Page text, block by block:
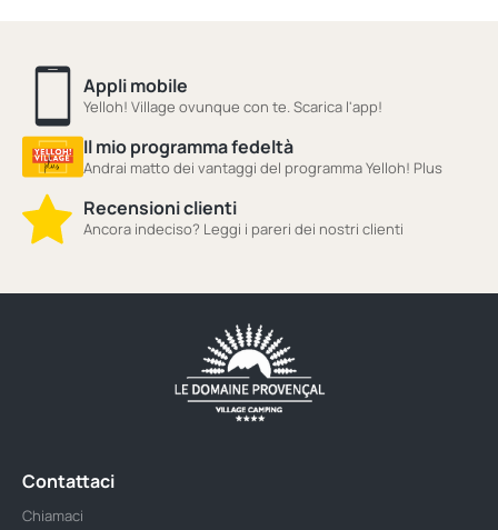
Appli mobile
Yelloh! Village ovunque con te. Scarica l'app!
Il mio programma fedeltà
Andrai matto dei vantaggi del programma Yelloh! Plus
Recensioni clienti
Ancora indeciso? Leggi i pareri dei nostri clienti
Contattaci
Chiamaci